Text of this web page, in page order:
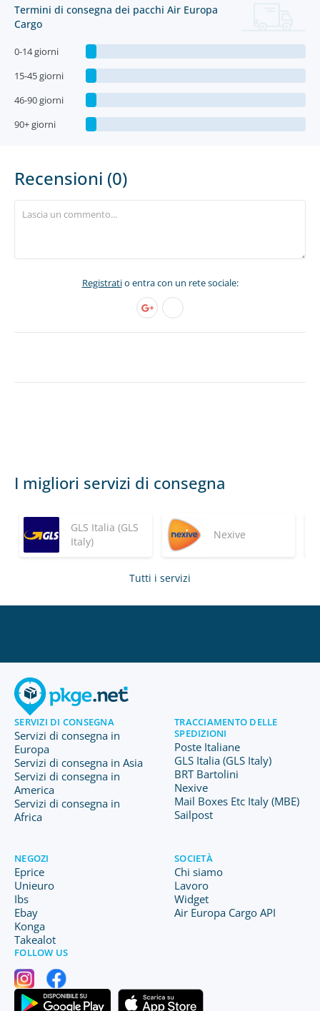
Termini di consegna dei pacchi Air Europa
Cargo
0-14 giorni
15-45 giorni
46-90 giorni
90+ giorni
Recensioni (0)
Registratio entra con un rete sociale:
I migliori servizi di consegna
GLS Italia (GLS
Italy)
Nexive
Tutti i servizi
SERVIZI DI CONSEGNA
Servizi di consegna in
Europa
Servizi di consegna in Asia
Servizi di consegna in
America
Servizi di consegna in
Africa
TRACCIAMENTO DELLE
SPEDIZIONI
Poste Italiane
GLS Italia (GLS Italy)
BRT Bartolini
Nexive
Mail Boxes Etc Italy (MBE)
Sailpost
NEGOZI
Eprice
Unieuro
Ibs
Ebay
Konga
Takealot
SOCIETÀ
Chi siamo
Lavoro
Widget
Air Europa Cargo API
FOLLOW US